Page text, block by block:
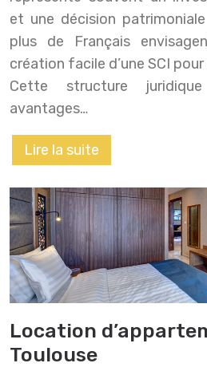
et une décision
plus de Français
création facile d’une SCI
Cette structure
avantages…
Lire la suite
Location
Toulouse